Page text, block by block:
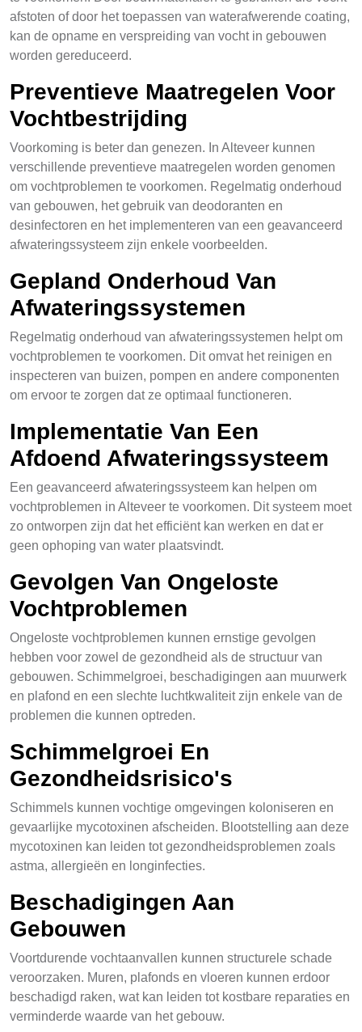
afstoten of door het toepassen van waterafwerende coating,
kan de opname en verspreiding van vocht in gebouwen
worden gereduceerd.
Preventieve Maatregelen Voor
Vochtbestrijding
Voorkoming is beter dan genezen. In Alteveer kunnen
verschillende preventieve maatregelen worden genomen
om vochtproblemen te voorkomen. Regelmatig onderhoud
van gebouwen, het gebruik van deodoranten en
desinfectoren en het implementeren van een geavanceerd
afwateringssysteem zijn enkele voorbeelden.
Gepland Onderhoud Van
Afwateringssystemen
Regelmatig onderhoud van afwateringssystemen helpt om
vochtproblemen te voorkomen. Dit omvat het reinigen en
inspecteren van buizen, pompen en andere componenten
om ervoor te zorgen dat ze optimaal functioneren.
Implementatie Van Een
Afdoend Afwateringssysteem
Een geavanceerd afwateringssysteem kan helpen om
vochtproblemen in Alteveer te voorkomen. Dit systeem moet
zo ontworpen zijn dat het efficiënt kan werken en dat er
geen ophoping van water plaatsvindt.
Gevolgen Van Ongeloste
Vochtproblemen
Ongeloste vochtproblemen kunnen ernstige gevolgen
hebben voor zowel de gezondheid als de structuur van
gebouwen. Schimmelgroei, beschadigingen aan muurwerk
en plafond en een slechte luchtkwaliteit zijn enkele van de
problemen die kunnen optreden.
Schimmelgroei En
Gezondheidsrisico's
Schimmels kunnen vochtige omgevingen koloniseren en
gevaarlijke mycotoxinen afscheiden. Blootstelling aan deze
mycotoxinen kan leiden tot gezondheidsproblemen zoals
astma, allergieën en longinfecties.
Beschadigingen Aan
Gebouwen
Voortdurende vochtaanvallen kunnen structurele schade
veroorzaken. Muren, plafonds en vloeren kunnen erdoor
beschadigd raken, wat kan leiden tot kostbare reparaties en
verminderde waarde van het gebouw.